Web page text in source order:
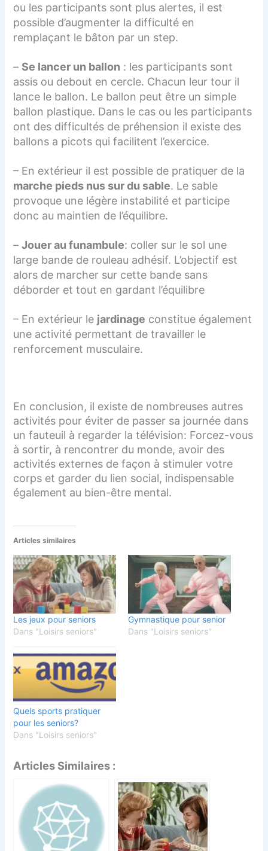
ou les participants sont plus alertes, il est
possible d’augmenter la difficulté en
remplaçant le bâton par un step.
– Se lancer un ballon : les participants sont
assis ou debout en cercle. Chacun leur tour il
lance le ballon. Le ballon peut être un simple
ballon plastique. Dans le cas ou les participants
ont des difficultés de préhension il existe des
ballons a picots qui facilitent l’exercice.
– En extérieur il est possible de pratiquer de la
marche pieds nus sur du sable. Le sable
provoque une légère instabilité et participe
donc au maintien de l’équilibre.
–Jouer au funambule: coller sur le sol une
large bande de rouleau adhésif. L’objectif est
alors de marcher sur cette bande sans
déborder et tout en gardant l’équilibre
– En extérieur le jardinage constitue également
une activité permettant de travailler le
renforcement musculaire.
En conclusion, il existe de nombreuses autres
activités pour éviter de passer sa journée dans
un fauteuil à regarder la télévision: Forcez-vous
à sortir, à rencontrer du monde, avoir des
activités externes de façon à stimuler votre
corps et garder du lien social, indispensable
également au bien-être mental.
Articles similaires
Les jeux pour seniors
Dans "Loisirs seniors"
Gymnastique pour senior
Dans "Loisirs seniors"
Quels sports pratiquer
pour les seniors?
Dans "Loisirs seniors"
Articles Similaires :